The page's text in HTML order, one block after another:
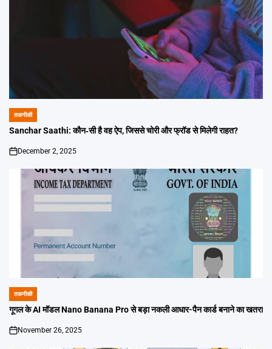
POSTED
IN
तकनीकी
Sanchar Saathi: कौन‑सी है वह ऐप, जिससे चोरी और फ्रॉड से मिलेगी राहत?
on
December 2, 2025
POSTED
IN
तकनीकी
गूगल के AI मॉडल Nano Banana Pro से बड़ा नकली आधार-पैन कार्ड बनाने का खतरा
on
November 26, 2025